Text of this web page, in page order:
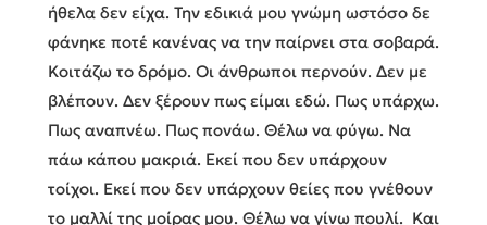
ήθελα δεν είχα. Την εδικιά μου γνώμη ωστόσο δε
φάνηκε ποτέ κανένας να την παίρνει στα σοβαρά.
Κοιτάζω το δρόμο. Οι άνθρωποι περνούν. Δεν με
βλέπουν. Δεν ξέρουν πως είμαι εδώ. Πως υπάρχω.
Πως αναπνέω. Πως πονάω. Θέλω να φύγω. Να
πάω κάπου μακριά. Εκεί που δεν υπάρχουν
τοίχοι. Εκεί που δεν υπάρχουν θείες που γνέθουν
το μαλλί της μοίρας μου. Θέλω να γίνω πουλί. Και